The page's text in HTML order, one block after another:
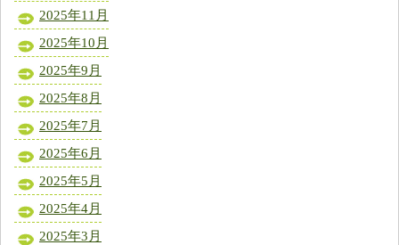
2025年11月
2025年10月
2025年9月
2025年8月
2025年7月
2025年6月
2025年5月
2025年4月
2025年3月